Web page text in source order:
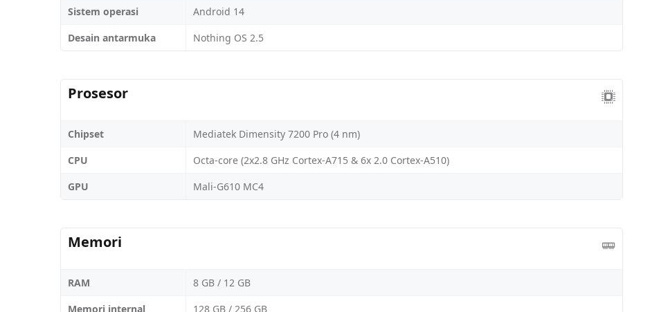
Sistem operasi
Android 14
Desain antarmuka
Nothing OS 2.5
Prosesor
Chipset
Mediatek Dimensity 7200 Pro (4 nm)
CPU
Octa-core (2x2.8 GHz Cortex-A715 & 6x 2.0 Cortex-A510)
GPU
Mali-G610 MC4
Memori
RAM
8 GB / 12 GB
Memori internal
128 GB / 256 GB